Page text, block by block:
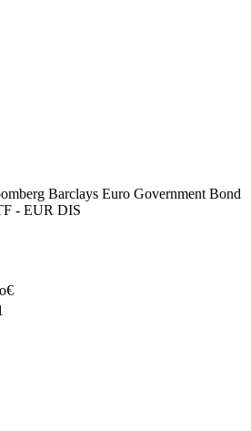
Barclays Euro Government Bond
- EUR DIS
€